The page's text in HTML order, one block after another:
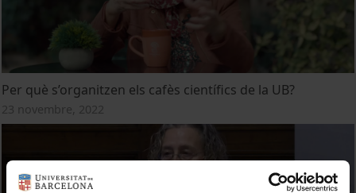
Per què s’organitzen els cafès científics de la UB?
23 novembre, 2022